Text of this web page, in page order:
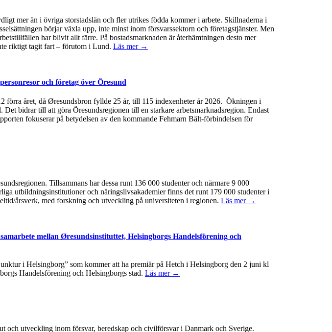
mer än i övriga storstadslän och fler utrikes födda kommer i arbete. Skillnaderna i
börjar växla upp, inte minst inom försvarssektorn och företagstjänster. Men
har blivit allt färre. På bostadsmarknaden är återhämtningen desto mer
riktigt tagit fart – förutom i Lund. Läs mer →
och företag över Öresund
förra året, då Øresundsbron fyllde 25 år, till 115 indexenheter år 2026. Ökningen i
bidrar till att göra Öresundsregionen till en starkare arbetsmarknadsregion. Endast
fokuserar på betydelsen av den kommande Fehmarn Bält-förbindelsen för
Tillsammans har dessa runt 136 000 studenter och närmare 9 000
utbildningsinstitutioner och näringslivsakademier finns det runt 179 000 studenter i
årsverk, med forskning och utveckling på universiteten i regionen. Läs mer →
mellan Øresundsinstituttet, Helsingborgs Handelsförening och
i Helsingborg” som kommer att ha premiär på Hetch i Helsingborg den 2 juni kl
Handelsförening och Helsingborgs stad. Läs mer →
och utveckling inom försvar, beredskap och civilförsvar i Danmark och Sverige.